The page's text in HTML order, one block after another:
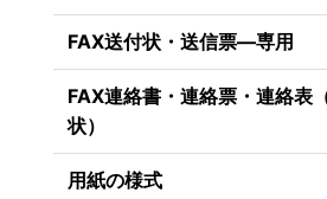
FAX送付状・送信票―専用
FAX連絡書・連絡票・連絡表
状）
用紙の様式